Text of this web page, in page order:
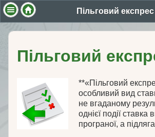
Пільговий експрес
Пільговий
**«Пільговий
особливий вид
не вгаданому
однієї події ставка
програної, а